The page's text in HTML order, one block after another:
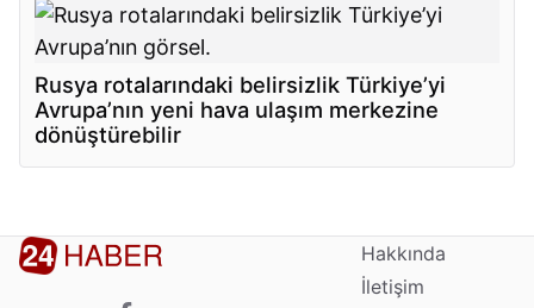
Rusya rotalarındaki belirsizlik Türkiye’yi
Avrupa’nın yeni hava ulaşım merkezine
dönüştürebilir
Hakkında
İletişim